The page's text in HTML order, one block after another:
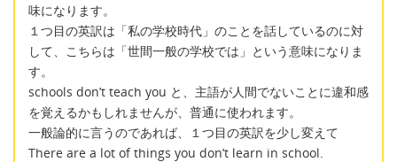
味になります。
１つ目の英訳は「私の学校時代」のことを話しているのに対
して、こちらは「世間一般の学校では」という意味になりま
す。
schools don’t teach you と、主語が人間でないことに違和感
を覚えるかもしれませんが、普通に使われます。
一般論的に言うのであれば、１つ目の英訳を少し変えて
There are a lot of things you don’t learn in school.